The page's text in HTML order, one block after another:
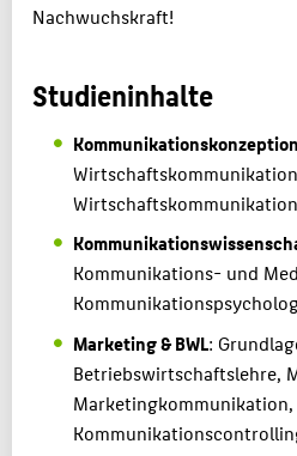
Nachwuchskraft!
Studieninhalte
Kommunikationskonzeption
Wirtschaftskommunikation
Kommunikations- und
Marketing & BWL:
Betriebswirtschaftslehre,
Marketingkommunikation,